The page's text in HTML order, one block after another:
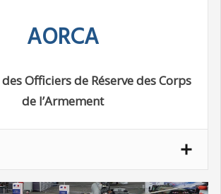
AORCA
Officiers de Réserve des Corps
de l’Armement